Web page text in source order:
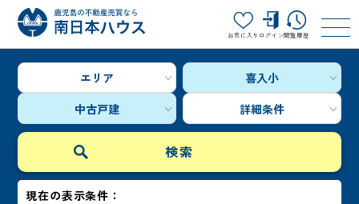
お気に入り ログイン閲覧履歴
エリア
喜入小
中古戸建
詳細条件
現在の表示条件：